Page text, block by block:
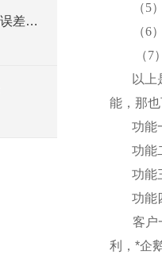
电子地磅厂家：电子地磅的误差是怎么计算的？
（5
（6
（7
以上
能，那
功能
功能
功能
功能
客户
利，*企